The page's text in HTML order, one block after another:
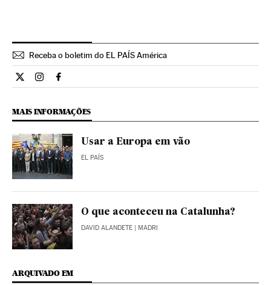
Receba o boletim do EL PAÍS América
Internacional El País Brasil en Twitter
Internacional El País Brasil en Instagram
Internacional El País Brasil en Facebook
MAIS INFORMAÇÕES
Usar a Europa em vão
EL PAÍS
O que aconteceu na Catalunha?
DAVID ALANDETE | MADRI
ARQUIVADO EM